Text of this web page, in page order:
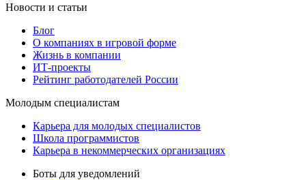
Новости и статьи
Блог
О компаниях в игровой форме
Жизнь в компании
ИТ-проекты
Рейтинг работодателей России
Молодым специалистам
Карьера для молодых специалистов
Школа программистов
Карьера в некоммерческих организациях
Боты для уведомлений